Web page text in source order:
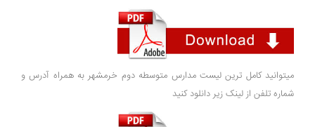
میتوانید کامل ترین لیست مدارس متوسطه دوم خرمشهر به همراه آدرس و
شماره تلفن از لینک زیر دانلود کنید